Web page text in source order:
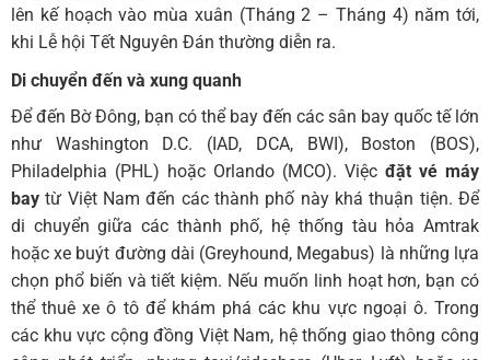
lên kế hoạch vào mùa xuân (Tháng 2 – Tháng 4) năm tới,
khi Lễ hội Tết Nguyên Đán thường diễn ra.
Di chuyển đến và xung quanh
Để đến Bờ Đông, bạn có thể bay đến các sân bay quốc tế lớn
như Washington D.C. (IAD, DCA, BWI), Boston (BOS),
Philadelphia (PHL) hoặc Orlando (MCO). Việc đặt vé máy
bay từ Việt Nam đến các thành phố này khá thuận tiện. Để
di chuyển giữa các thành phố, hệ thống tàu hỏa Amtrak
hoặc xe buýt đường dài (Greyhound, Megabus) là những lựa
chọn phổ biến và tiết kiệm. Nếu muốn linh hoạt hơn, bạn có
thể thuê xe ô tô để khám phá các khu vực ngoại ô. Trong
các khu vực cộng đồng Việt Nam, hệ thống giao thông công